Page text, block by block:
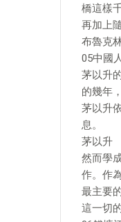
橋這樣
再加上
布魯克
05中國
茅以升
的幾年
茅以升
息。
茅以升
然而學
作。作
最主要
這一切